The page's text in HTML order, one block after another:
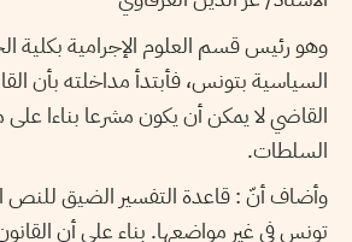
وهو رئيس قسم العلوم الإجرامية بكلية
السياسية بتونس، فأبتدأ مداخلته بأن
القاضي لا يمكن أن يكون مشرعا بناءا
السلطات.
وأضاف أنّ : قاعدة التفسير الضيق للنص
تونس في غير مواضعها. بناء على أن